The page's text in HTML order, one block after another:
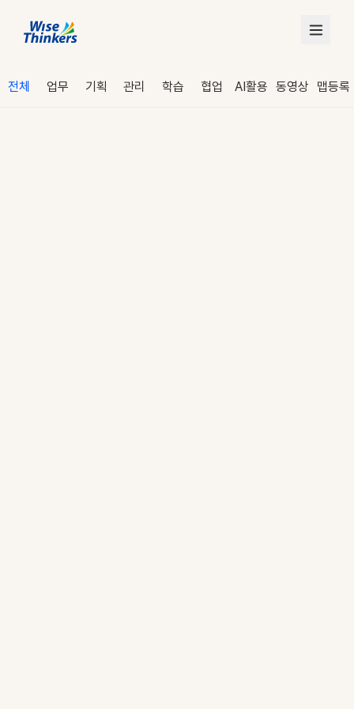
전체 업무 기획 관리 학습 협업 AI활용 동영상 맵등록